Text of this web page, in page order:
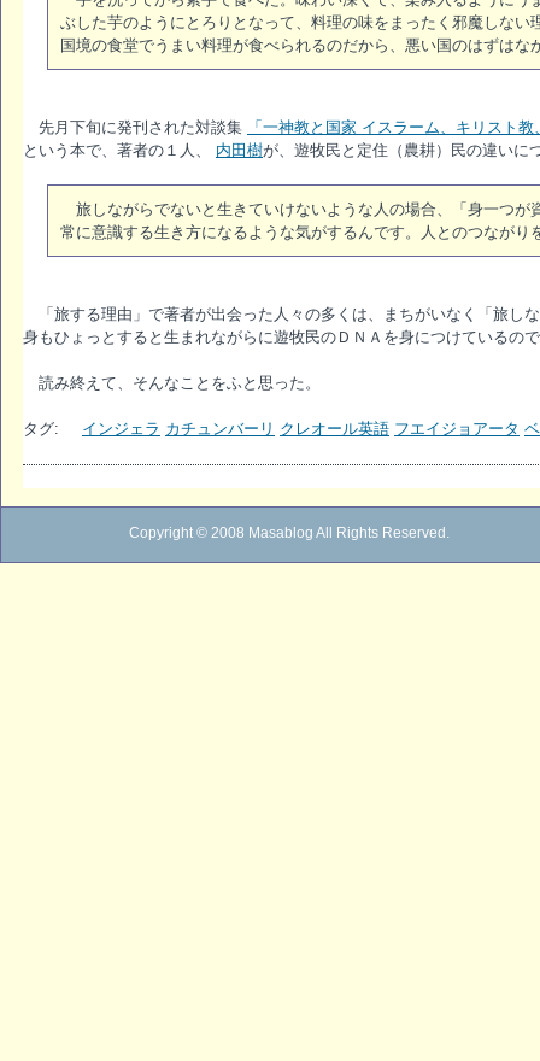
ぶした芋のようにとろりとなって、料理の味をまったく邪魔しな
国境の食堂でうまい料理が食べられるのだから、悪い国のはずはな
先月下旬に発刊された対談集
「一神教と国家 イスラーム、キリスト
という本で、著者の１人、 内田樹が、遊牧民と定住（農耕）民の違いに
旅しながらでないと生きていけないような人の場合、「身一つが
常に意識する生き方になるような気がするんです。人とのつながり
「旅する理由」で著者が出会った人々の多くは、まちがいなく「旅し
身もひょっとすると生まれながらに遊牧民のＤＮＡを身につけているの
読み終えて、そんなことをふと思った。
タグ: インジェラ カチュンバーリ クレオール英語 フエイジョアータ
Copyright © 2008 Masablog All Rights Reserved.